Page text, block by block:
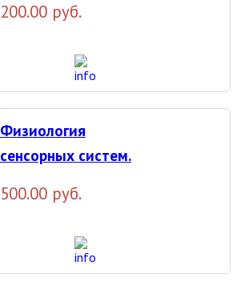
200.00 руб.
Физиология
сенсорных систем.
500.00 руб.